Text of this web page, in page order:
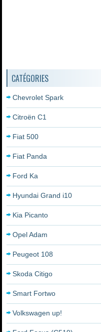
CATÉGORIES
Chevrolet Spark
Citroën C1
Fiat 500
Fiat Panda
Ford Ka
Hyundai Grand i10
Kia Picanto
Opel Adam
Peugeot 108
Skoda Citigo
Smart Fortwo
Volkswagen up!